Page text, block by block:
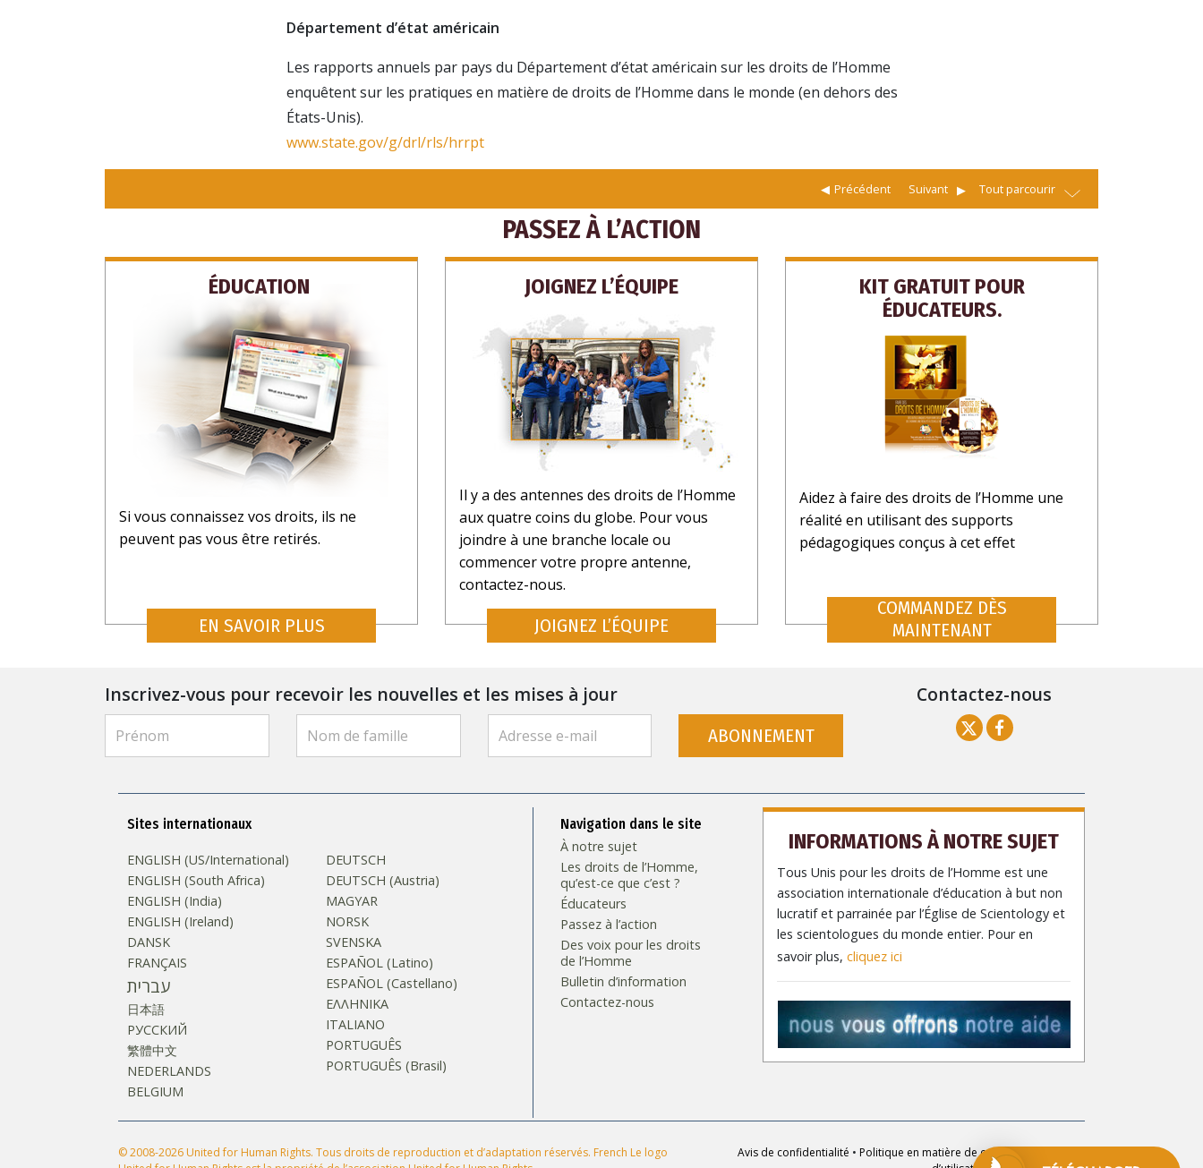
Département d’état américain
Les rapports annuels par pays du Département d’état américain sur les droits de l’Homme
enquêtent sur les pratiques en matière de droits de l’Homme dans le monde (en dehors des
États-Unis).
www.state.gov/g/drl/rls/hrrpt
S’INSCRIRE
Suivant
Précédent Tout parcourir
PASSEZ À L’ACTION
ÉDUCATION
Si vous connaissez vos droits, ils ne
peuvent pas vous être retirés.
EN SAVOIR PLUS
JOIGNEZ L’ÉQUIPE
Il y a des antennes des droits de l’Homme
aux quatre coins du globe. Pour vous
joindre à une branche locale ou
commencer votre propre antenne,
contactez-nous.
JOIGNEZ L’ÉQUIPE
KIT GRATUIT POUR
ÉDUCATEURS.
Aidez à faire des droits de l’Homme une
réalité en utilisant des supports
pédagogiques conçus à cet effet
COMMANDEZ DÈS
MAINTENANT
Inscrivez-vous pour recevoir les nouvelles et les mises à jour
ABONNEMENT
Contactez-nous
Sites internationaux
ENGLISH (US/International)
ENGLISH (South Africa)
ENGLISH (India)
ENGLISH (Ireland)
DANSK
FRANÇAIS
עברית
日本語
РУССКИЙ
繁體中文
NEDERLANDS
BELGIUM
DEUTSCH
DEUTSCH (Austria)
MAGYAR
NORSK
SVENSKA
ESPAÑOL (Latino)
ESPAÑOL (Castellano)
ΕΛΛΗΝΙΚA
ITALIANO
PORTUGUÊS
PORTUGUÊS (Brasil)‎
Navigation dans le site
À notre sujet
Les droits de l’Homme,
qu’est-ce que c’est ?
Éducateurs
Passez à l’action
Des voix pour les droits
de l’Homme
Bulletin d’information
Contactez-nous
INFORMATIONS À NOTRE SUJET
Tous Unis pour les droits de l’Homme est une
association internationale d’éducation à but non
lucratif et parrainée par l’Église de Scientology et
les scientologues du monde entier. Pour en
savoir plus,cliquez ici
© 2008-2026 United for Human Rights. Tous droits de reproduction et d’adaptation réservés. French Le logo
Avis de confidentialité • Politique en matière de cookies